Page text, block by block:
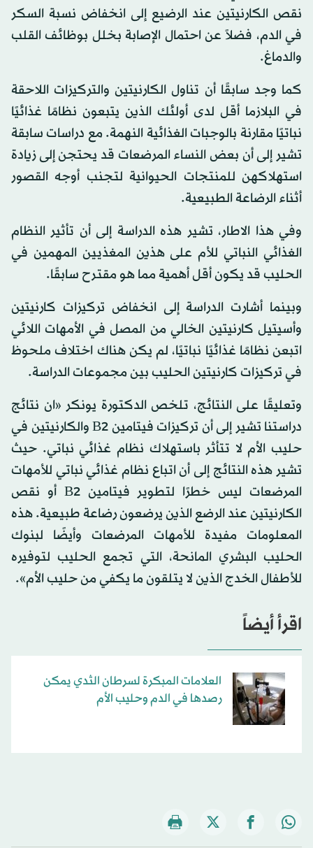
نقص الكارنيتين عند الرضيع إلى انخفاض نسبة السكر
في الدم، فضلاً عن احتمال الإصابة بخلل بوظائف القلب
والدماغ.
كما وجد سابقًا أن تناول الكارنيتين والتركيزات اللاحقة
في البلازما أقل لدى أولئك الذين يتبعون نظامًا غذائيًا
نباتيًا مقارنة بالوجبات الغذائية النهمة. مع دراسات سابقة
تشير إلى أن بعض النساء المرضعات قد يحتجن إلى زيادة
استهلاكهن للمنتجات الحيوانية لتجنب أوجه القصور
أثناء الرضاعة الطبيعية.
وفي هذا الاطار، تشير هذه الدراسة إلى أن تأثير النظام
الغذائي النباتي للأم على هذين المغذيين المهمين في
الحليب قد يكون أقل أهمية مما هو مقترح سابقًا.
وبينما أشارت الدراسة إلى انخفاض تركيزات كارنيتين
وأسيتيل كارنيتين الخالي من المصل في الأمهات اللائي
اتبعن نظامًا غذائيًا نباتيًا، لم يكن هناك اختلاف ملحوظ
في تركيزات كارنيتين الحليب بين مجموعات الدراسة.
وتعليقًا على النتائج، تلخص الدكتورة يونكر «ان نتائج
دراستنا تشير إلى أن تركيزات فيتامين B2 والكارنيتين في
حليب الأم لا تتأثر باستهلاك نظام غذائي نباتي. حيث
تشير هذه النتائج إلى أن اتباع نظام غذائي نباتي للأمهات
المرضعات ليس خطرًا لتطوير فيتامين B2 أو نقص
الكارنيتين عند الرضع الذين يرضعون رضاعة طبيعية. هذه
المعلومات مفيدة للأمهات المرضعات وأيضًا لبنوك
الحليب البشري المانحة، التي تجمع الحليب لتوفيره
للأطفال الخدج الذين لا يتلقون ما يكفي من حليب الأم».
اقرأ أيضاً
العلامات المبكرة لسرطان الثدي يمكن
رصدها في الدم وحليب الأم